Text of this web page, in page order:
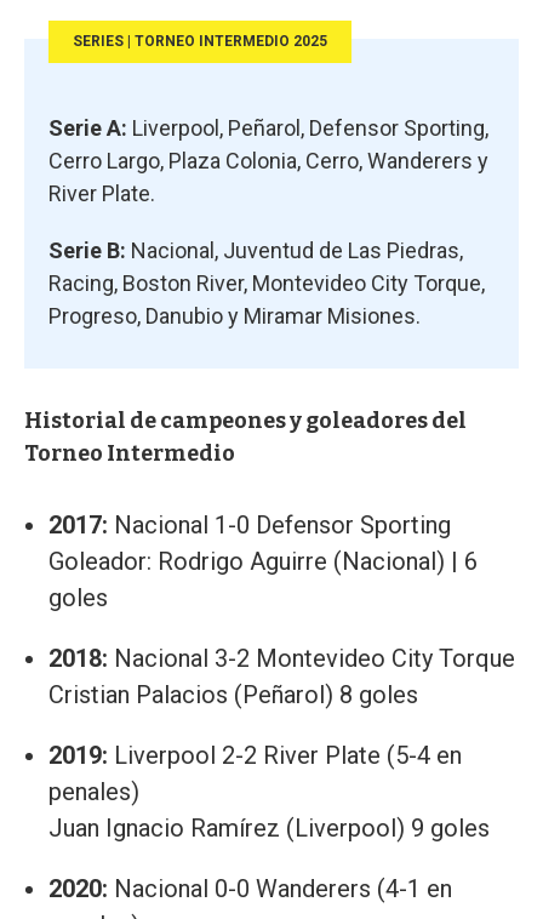
SERIES | TORNEO INTERMEDIO 2025
Serie A: Liverpool, Peñarol, Defensor Sporting,
Cerro Largo, Plaza Colonia, Cerro, Wanderers y
River Plate.
Serie B: Nacional, Juventud de Las Piedras,
Racing, Boston River, Montevideo City Torque,
Progreso, Danubio y Miramar Misiones.
Historial de campeones y goleadores del
Torneo Intermedio
2017: Nacional 1-0 Defensor Sporting
Goleador: Rodrigo Aguirre (Nacional) | 6
goles
2018: Nacional 3-2 Montevideo City Torque
Cristian Palacios (Peñarol) 8 goles
2019: Liverpool 2-2 River Plate (5-4 en
penales)
Juan Ignacio Ramírez (Liverpool) 9 goles
2020: Nacional 0-0 Wanderers (4-1 en